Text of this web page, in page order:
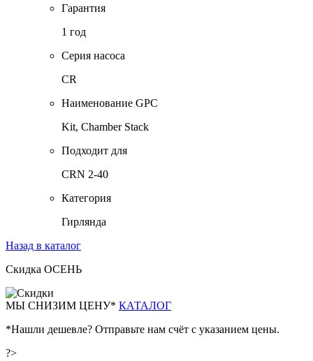
Гарантия
1 год
Серия насоса
CR
Наименование GPC
Kit, Chamber Stack
Подходит для
CRN 2-40
Категория
Гирлянда
Назад в каталог
Скидка ОСЕНЬ
МЫ СНИЗИМ ЦЕНУ* КАТАЛОГ
*Нашли дешевле? Отправьте нам счёт с указанием цены.
?>